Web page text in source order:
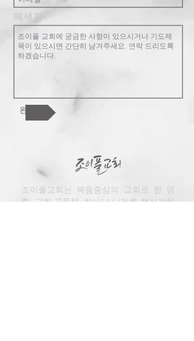
메세지
완료!
조이풀교회는 복음중심의 교회로 한 영
혼, 교회 공동체, 하나님 나라를 핵심가치